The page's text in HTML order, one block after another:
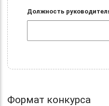
Должность
Формат конкурса